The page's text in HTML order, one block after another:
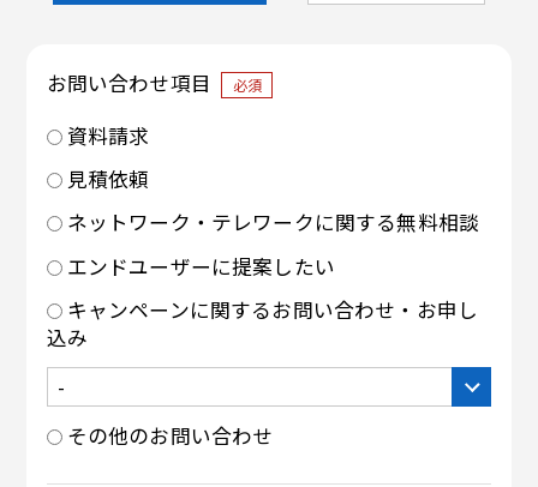
お問い合わせ項目 必須
資料請求
見積依頼
ネットワーク・テレワークに関する無料相談
エンドユーザーに提案したい
キャンペーンに関するお問い合わせ・お申し
込み
その他のお問い合わせ